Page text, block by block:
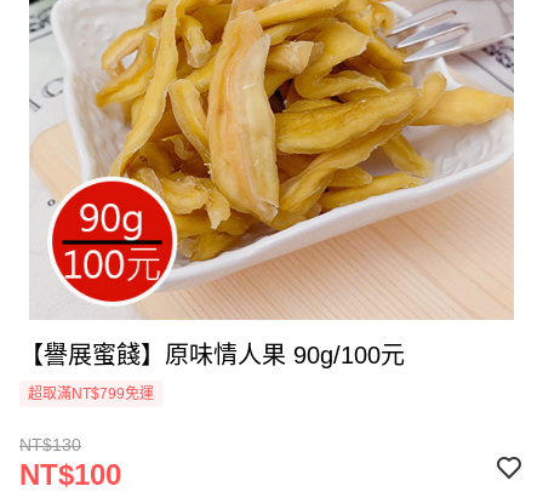
【譽展蜜餞】原味情人果 90g/100元
超取滿NT$799免運
NT$130
NT$100